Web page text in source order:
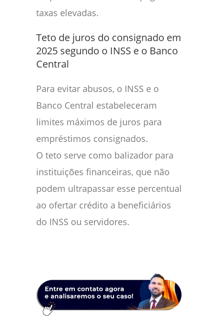
taxas elevadas.
Teto de juros do consignado em
2025 segundo o INSS e o Banco
Central
Para evitar abusos, o INSS e o
Banco Central estabeleceram
limites máximos de juros para
empréstimos consignados.
O teto serve como balizador para
instituições financeiras, que não
podem ultrapassar esse percentual
ao ofertar crédito a beneficiários
do INSS ou servidores.